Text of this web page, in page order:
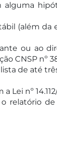
(além
ou ao
CNSP nº
de até
Lei nº
relatório